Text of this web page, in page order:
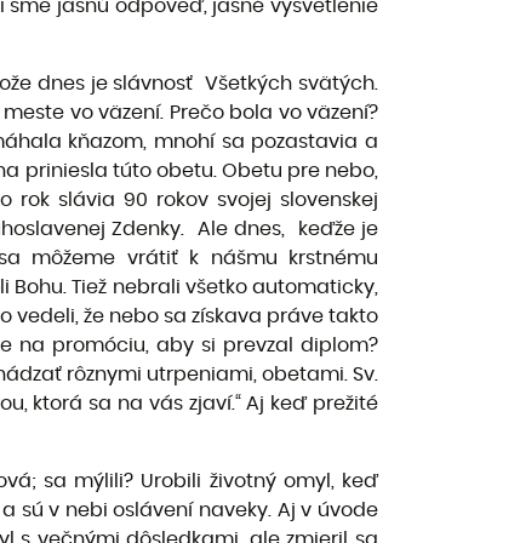
jasnú odpoveď, jasné vysvetlenie
dnes je slávnosť Všetkých svätých.
vo väzení. Prečo bola vo väzení?
kňazom, mnohí sa pozastavia a
priniesla túto obetu. Obetu pre nebo,
rok slávia 90 rokov svojej slovenskej
Zdenky. Ale dnes, keďže je
môžeme vrátiť k nášmu krstnému
Tiež nebrali všetko automaticky,
vedeli, že nebo sa získava práve takto
na promóciu, aby si prevzal diplom?
rôznymi utrpeniami, obetami. Sv.
ktorá sa na vás zjaví.“ Aj keď prežité
sa mýlili? Urobili životný omyl, keď
sú v nebi oslávení naveky. Aj v úvode